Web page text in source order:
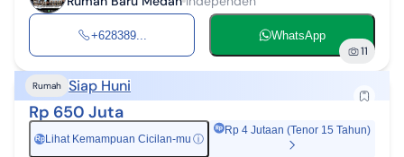
+628389... WhatsApp
11
Rumah Siap Huni
Rp 650 Juta
Rp Lihat Kemampuan Cicilan-mu ⓘ
Rp 4 Jutaan (Tenor 15 Tahun)